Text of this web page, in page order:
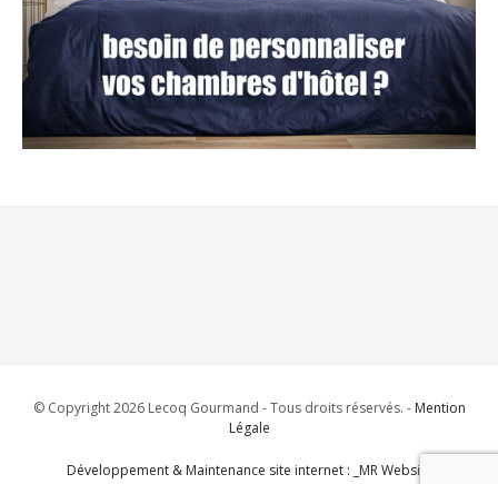
© Copyright 2026 Lecoq Gourmand - Tous droits réservés. - Mention
Légale
Développement & Maintenance site internet : _MR Website